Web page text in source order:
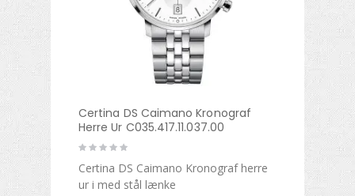
Certina DS Caimano Kronograf
Herre Ur C035.417.11.037.00
Certina DS Caimano Kronograf herre
ur i med stål lænke